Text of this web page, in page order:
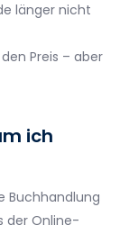
länger nicht
Preis – aber
ich
Buchhandlung
der Online-